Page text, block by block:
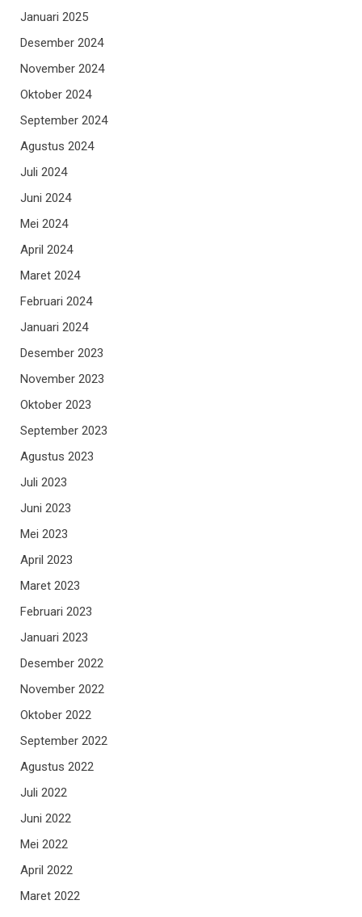
Januari 2025
Desember 2024
November 2024
Oktober 2024
September 2024
Agustus 2024
Juli 2024
Juni 2024
Mei 2024
April 2024
Maret 2024
Februari 2024
Januari 2024
Desember 2023
November 2023
Oktober 2023
September 2023
Agustus 2023
Juli 2023
Juni 2023
Mei 2023
April 2023
Maret 2023
Februari 2023
Januari 2023
Desember 2022
November 2022
Oktober 2022
September 2022
Agustus 2022
Juli 2022
Juni 2022
Mei 2022
April 2022
Maret 2022